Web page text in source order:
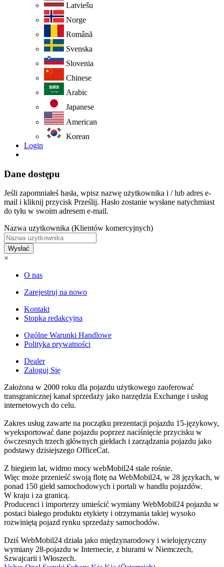
Latviešu
Norge
Românã
Svenska
Slovenia
Chinese
Arabic
Japanese
American
Korean
Login
Dane dostępu
Jeśli zapomniałeś hasła, wpisz nazwę użytkownika i / lub adres e-
mail i kliknij przycisk Prześlij. Hasło zostanie wysłane natychmiast
do tyłu w swoim adresem e-mail.
Nazwa uzytkownika (Klientów komercyjnych)
Wysłać
×
O nas
Zarejestruj na nowo
Kontakt
Stopka redakcyjna
Ogólne Warunki Handlowe
Polityka prywatności
Dealer
Zaloguj Się
Założona w 2000 roku dla pojazdu użytkowego zaoferować
transgranicznej kanał sprzedaży jako narzędzia Exchange i usług
internetowych do celu.
Zakres usług zawarte na początku prezentacji pojazdu 15-językowy,
wyeksportować dane pojazdu poprzez naciśnięcie przycisku w
ówczesnych trzech głównych giełdach i zarządzania pojazdu jako
podstawy dzisiejszego OfficeCat.
Z biegiem lat, widmo mocy webMobil24 stale rośnie.
Więc może przenieść swoją flotę na WebMobil24, w 28 językach, w
ponad 150 giełd samochodowych i portali w handlu pojazdów.
W kraju i za granicą.
Producenci i importerzy umieścić wymiany WebMobil24 pojazdu w
postaci białego produktu etykiety i otrzymania takiej wysoko
rozwiniętą pojazd rynku sprzedaży samochodów.
Dziś WebMobil24 działa jako międzynarodowy i wielojęzyczny
wymiany 28-pojazdu w Internecie, z biurami w Niemczech,
Szwajcarii i Włoszech.